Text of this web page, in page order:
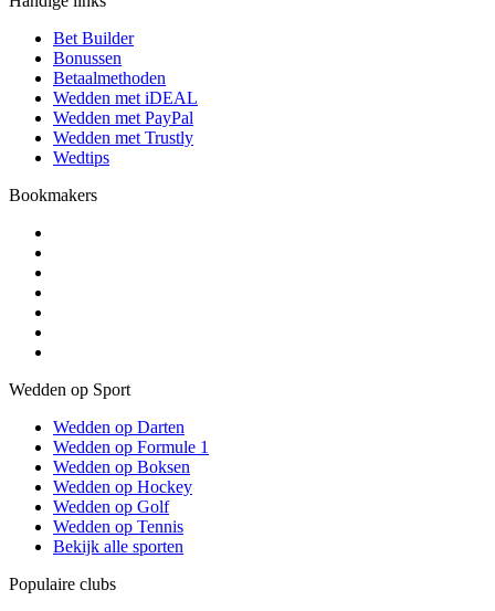
Bet Builder
Bonussen
Betaalmethoden
Wedden met iDEAL
Wedden met PayPal
Wedden met Trustly
Wedtips
Bookmakers
Wedden op Sport
Wedden op Darten
Wedden op Formule 1
Wedden op Boksen
Wedden op Hockey
Wedden op Golf
Wedden op Tennis
Bekijk alle sporten
Populaire clubs